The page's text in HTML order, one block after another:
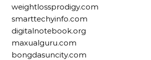
weightlossprodigy.com
smarttechyinfo.com
digitalnotebook.org
maxualguru.com
bongdasuncity.com